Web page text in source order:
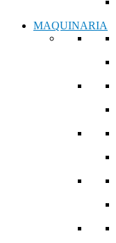
MAQUINARIA